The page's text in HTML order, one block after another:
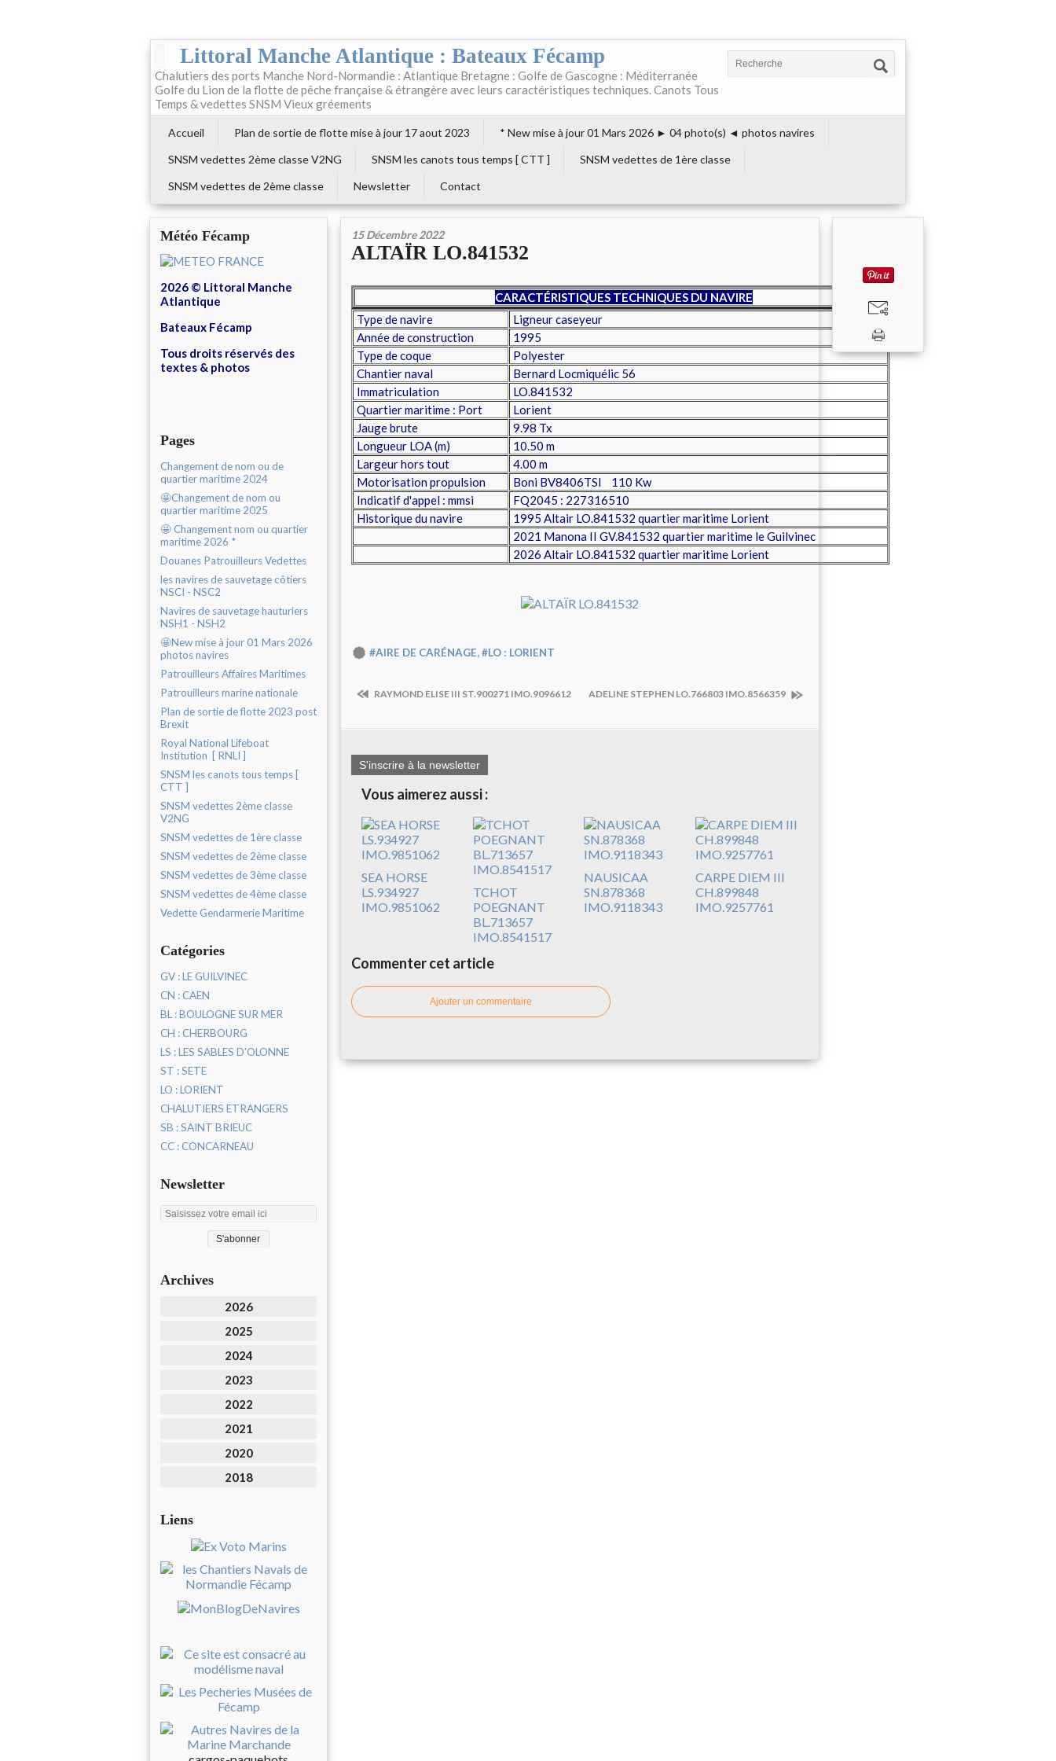
Littoral Manche Atlantique : Bateaux Fécamp
Chalutiers des ports Manche Nord-Normandie : Atlantique Bretagne : Golfe de Gascogne : Méditerranée
Golfe du Lion de la flotte de pêche française & étrangère avec leurs caractéristiques techniques. Canots Tous
Temps & vedettes SNSM Vieux gréements
Accueil Plan de sortie de flotte mise à jour 17 aout 2023
* New mise à jour 01 Mars 2026 ► 04 photo(s) ◄ photos navires
SNSM vedettes 2ème classe V2NG
SNSM les canots tous temps [ CTT ]
SNSM vedettes de 1ère classe
SNSM vedettes de 2ème classe
Newsletter Contact
Météo Fécamp
2026 © Littoral Manche
Atlantique
Bateaux Fécamp
Tous droits réservés des
textes & photos
Pages
Changement de nom ou de
quartier maritime 2024
🤩Changement de nom ou
quartier maritime 2025
🤩 Changement nom ou quartier
maritime 2026 *
Douanes Patrouilleurs Vedettes
les navires de sauvetage côtiers
NSCI - NSC2
Navires de sauvetage hauturiers
NSH1 - NSH2
🤩New mise à jour 01 Mars 2026
photos navires
Patrouilleurs Affaires Maritimes
Patrouilleurs marine nationale
Plan de sortie de flotte 2023 post
Brexit
Royal National Lifeboat
Institution [ RNLI ]
SNSM les canots tous temps [
CTT ]
SNSM vedettes 2ème classe
V2NG
SNSM vedettes de 1ère classe
SNSM vedettes de 2ème classe
SNSM vedettes de 3ème classe
SNSM vedettes de 4ème classe
Vedette Gendarmerie Maritime
Catégories
GV : LE GUILVINEC
CN : CAEN
BL : BOULOGNE SUR MER
CH : CHERBOURG
LS : LES SABLES D'OLONNE
ST : SETE
LO : LORIENT
CHALUTIERS ETRANGERS
SB : SAINT BRIEUC
CC : CONCARNEAU
Newsletter
Archives
2026
2025
2024
2023
2022
2021
2020
2018
Liens
15 Décembre 2022
ALTAÏR LO.841532
CARACTÉRISTIQUES TECHNIQUES DU NAVIRE
Type de navire
Ligneur caseyeur
Année de construction
1995
Type de coque
Polyester
Chantier naval
Bernard Locmiquélic 56
Immatriculation
LO.841532
Quartier maritime : Port
Lorient
Jauge brute
9.98 Tx
Longueur LOA (m)
10.50 m
Largeur hors tout
4.00 m
Motorisation propulsion
Boni BV8406TSI 110 Kw
Indicatif d'appel : mmsi
FQ2045 : 227316510
Historique du navire
1995 Altair LO.841532 quartier maritime Lorient
2021 Manona II GV.841532 quartier maritime le Guilvinec
2026 Altair LO.841532 quartier maritime Lorient
#AIRE DE CARÉNAGE,#LO : LORIENT
RAYMOND ELISE III ST.900271 IMO.9096612 ADELINE STEPHEN LO.766803 IMO.8566359
S'inscrire à la newsletter
Vous aimerez aussi :
SEA HORSE
LS.934927
IMO.9851062
TCHOT
POEGNANT
BL.713657
IMO.8541517
NAUSICAA
SN.878368
IMO.9118343
CARPE DIEM III
CH.899848
IMO.9257761
Commenter cet article
Ajouter un commentaire